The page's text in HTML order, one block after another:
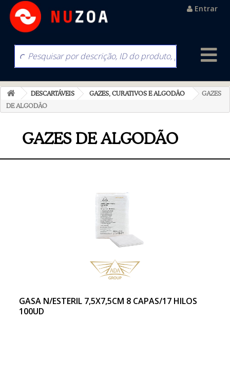
Entrar
DESCARTÁVEIS GAZES, CURATIVOS E ALGODÃO
GAZES
DE ALGODÃO
GAZES DE ALGODÃO
GASA N/ESTERIL 7,5X7,5CM 8 CAPAS/17 HILOS
100UD